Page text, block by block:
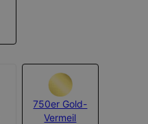
750er Gold-
Vermeil